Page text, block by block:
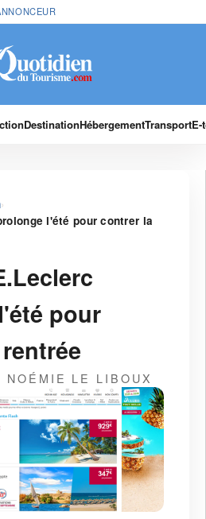
DestinationHébergementTransport
›
l'été pour contrer la
pour
NOÉMIE LE LIBOUX